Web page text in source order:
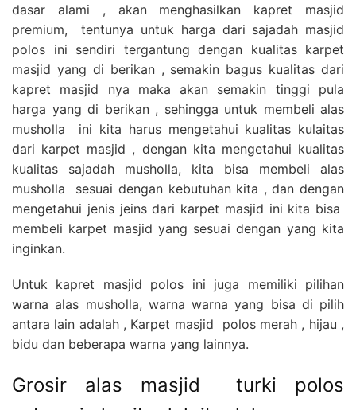
dasar alami , akan menghasilkan kapret masjid
premium, tentunya untuk harga dari sajadah masjid
polos ini sendiri tergantung dengan kualitas karpet
masjid yang di berikan , semakin bagus kualitas dari
kapret masjid nya maka akan semakin tinggi pula
harga yang di berikan , sehingga untuk membeli alas
musholla ini kita harus mengetahui kualitas kulaitas
dari karpet masjid , dengan kita mengetahui kualitas
kualitas sajadah musholla, kita bisa membeli alas
musholla sesuai dengan kebutuhan kita , dan dengan
mengetahui jenis jeins dari karpet masjid ini kita bisa
membeli karpet masjid yang sesuai dengan yang kita
inginkan.
Untuk kapret masjid polos ini juga memiliki pilihan
warna alas musholla, warna warna yang bisa di pilih
antara lain adalah , Karpet masjid polos merah , hijau ,
bidu dan beberapa warna yang lainnya.
Grosir alas masjid turki polos